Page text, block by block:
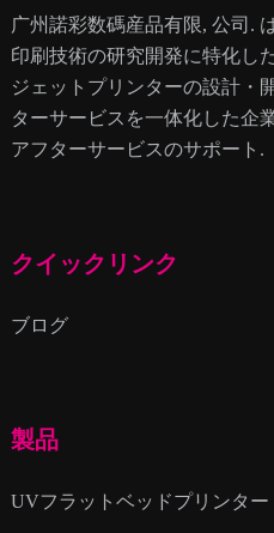
广州諾彩数碼産品有限, 公司.
印刷技術の研究開発に特化し
ジェットプリンターの設計・
ターサービスを一体化した企
アフターサービスのサポート.
クイックリンク
ブログ
製品
UVフラットベッドプリンター